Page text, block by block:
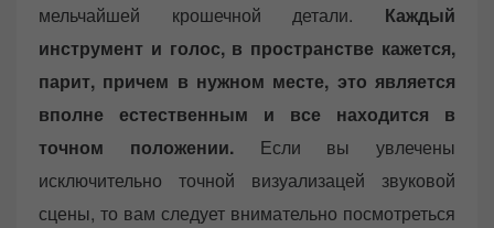
мельчайшей крошечной детали. Каждый
инструмент и голос, в пространстве кажется,
парит, причем в нужном месте, это является
вполне естественным и все находится в
точном положении.Если вы увлечены
исключительно точной визуализацей звуковой
сцены, то вам следует внимательно посмотреться